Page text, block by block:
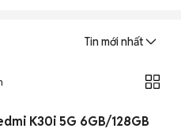
trao đổi trực tiếp, không qua các
rà, tiền trao cháo múc ngay khi
Tin mới nhất
K30i 5G 6GB/128GB